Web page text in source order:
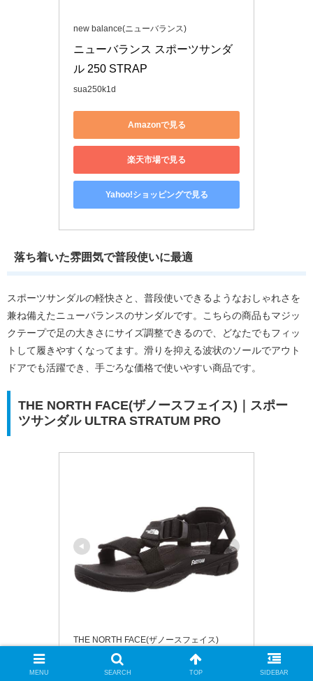
new balance(ニューバランス)
ニューバランス スポーツサンダ
ル 250 STRAP
sua250k1d
Amazonで見る
楽天市場で見る
Yahoo!ショッピングで見る
落ち着いた雰囲気で普段使いに最適
スポーツサンダルの軽快さと、普段使いできるようなおしゃれさを
兼ね備えたニューバランスのサンダルです。こちらの商品もマジッ
クテープで足の大きさにサイズ調整できるので、どなたでもフィッ
トして履きやすくなってます。滑りを抑える波状のソールでアウト
ドアでも活躍でき、手ごろな価格で使いやすい商品です。
THE NORTH FACE(ザノースフェイス)｜スポー
ツサンダル ULTRA STRATUM PRO
THE NORTH FACE(ザノースフェイス)
ノースフェイス スポーツサンダ
MENU SEARCH TOP SIDEBAR